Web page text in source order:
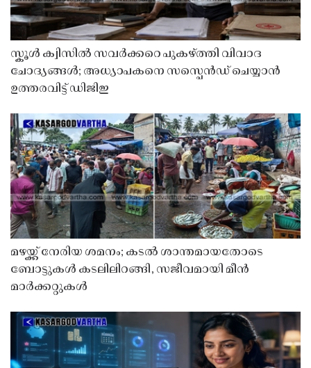
സ്കൂൾ ക്വിസിൽ സവർക്കറെ പുകഴ്ത്തി വിവാദ
ചോദ്യങ്ങൾ; അധ്യാപകനെ സസ്പെൻഡ് ചെയ്യാൻ
ഉത്തരവിട്ട് ഡിജിഇ
മഴയ്ക്ക് നേരിയ ശമനം; കടൽ ശാന്തമായതോടെ
ബോട്ടുകൾ കടലിലിറങ്ങി, സജീവമായി മീൻ
മാർക്കറ്റുകൾ